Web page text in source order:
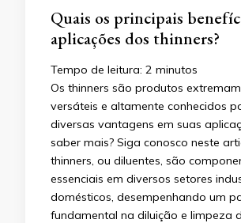
Quais os principais
aplicações dos thinners?
Tempo de leitura: 2 minutos
Os thinners são produtos
versáteis e altamente conhecidos
diversas vantagens em suas
saber mais? Siga conosco neste
thinners, ou diluentes, são
essenciais em diversos setores
domésticos, desempenhando um
fundamental na diluição e limpeza